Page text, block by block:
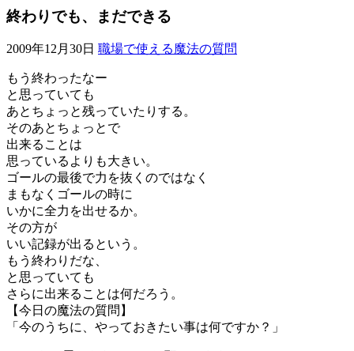
終わりでも、まだできる
2009年12月30日 職場で使える魔法の質問
もう終わったなー
と思っていても
あとちょっと残っていたりする。
そのあとちょっとで
出来ることは
思っているよりも大きい。
ゴールの最後で力を抜くのではなく
まもなくゴールの時に
いかに全力を出せるか。
その方が
いい記録が出るという。
もう終わりだな、
と思っていても
さらに出来ることは何だろう。
【今日の魔法の質問】
「今のうちに、やっておきたい事は何ですか？」